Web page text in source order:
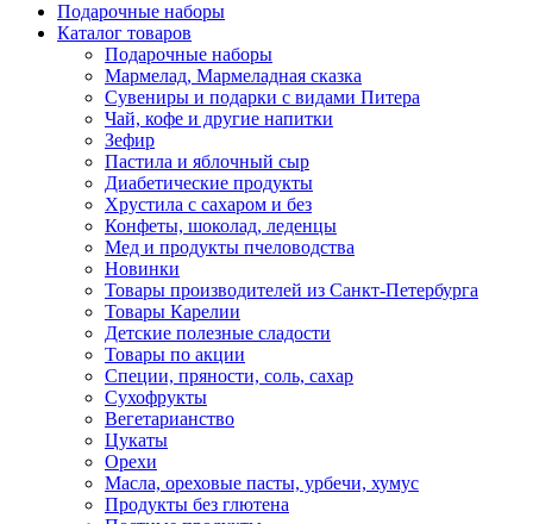
Подарочные наборы
Каталог товаров
Подарочные наборы
Мармелад, Мармеладная сказка
Сувениры и подарки с видами Питера
Чай, кофе и другие напитки
Зефир
Пастила и яблочный сыр
Диабетические продукты
Хрустила с сахаром и без
Конфеты, шоколад, леденцы
Мед и продукты пчеловодства
Новинки
Товары производителей из Санкт-Петербурга
Товары Карелии
Детские полезные сладости
Товары по акции
Специи, пряности, соль, сахар
Сухофрукты
Вегетарианство
Цукаты
Орехи
Масла, ореховые пасты, урбечи, хумус
Продукты без глютена